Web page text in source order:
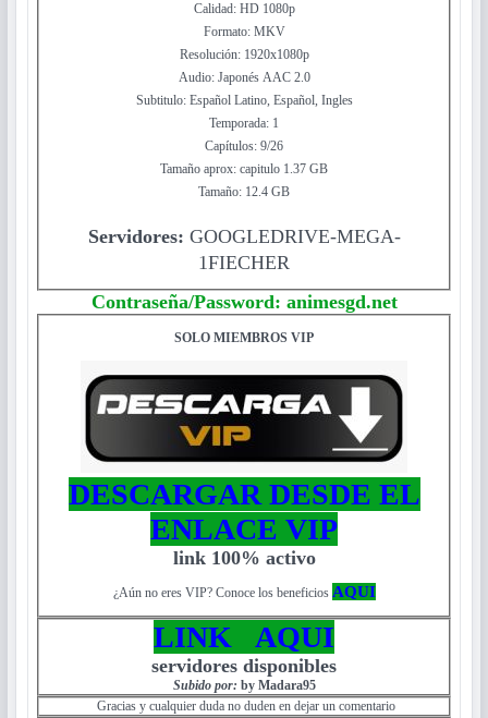
Calidad: HD 1080p
Formato: MKV
Resolución: 1920x1080p
Audio: Japonés AAC 2.0
Subtitulo: Español Latino, Español, Ingles
Temporada: 1
Capítulos: 9/26
Tamaño aprox: capitulo 1.37 GB
Tamaño: 12.4 GB
Servidores: GOOGLEDRIVE-MEGA-
1FIECHER
Contraseña/Password: animesgd.net
SOLO MIEMBROS VIP
DESCARGAR DESDE EL
ENLACE VIP
link 100% activo
¿Aún no eres VIP? Conoce los beneficios AQUI
LINK AQUI
servidores disponibles
Subido por: by Madara95
Gracias y cualquier duda no duden en dejar un comentario